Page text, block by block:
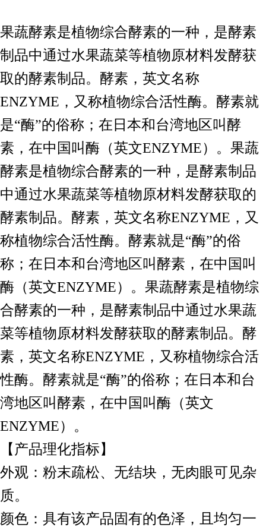
果蔬酵素是植物综合酵素的一种，是酵素
制品中通过水果蔬菜等植物原材料发酵获
取的酵素制品。酵素，英文名称
ENZYME，又称植物综合活性酶。酵素就
是“酶”的俗称；在日本和台湾地区叫酵
素，在中国叫酶（英文ENZYME）。果蔬
酵素是植物综合酵素的一种，是酵素制品
中通过水果蔬菜等植物原材料发酵获取的
酵素制品。酵素，英文名称ENZYME，又
称植物综合活性酶。酵素就是“酶”的俗
称；在日本和台湾地区叫酵素，在中国叫
酶（英文ENZYME）。果蔬酵素是植物综
合酵素的一种，是酵素制品中通过水果蔬
菜等植物原材料发酵获取的酵素制品。酵
素，英文名称ENZYME，又称植物综合活
性酶。酵素就是“酶”的俗称；在日本和台
湾地区叫酵素，在中国叫酶（英文
ENZYME）。
【产品理化指标】
外观：粉末疏松、无结块，无肉眼可见杂
质。
颜色：具有该产品固有的色泽，且均匀一